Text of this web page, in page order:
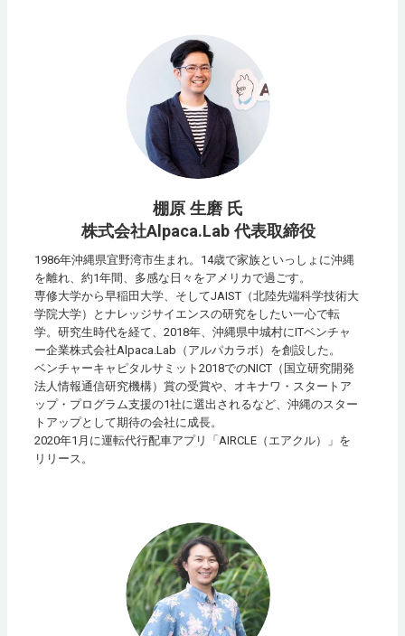
棚原 生磨 氏
株式会社Alpaca.Lab 代表取締役
1986年沖縄県宜野湾市生まれ。14歳で家族といっしょに沖縄
を離れ、約1年間、多感な日々をアメリカで過ごす。
専修大学から早稲田大学、そしてJAIST（北陸先端科学技術大
学院大学）とナレッジサイエンスの研究をしたい一心で転
学。研究生時代を経て、2018年、沖縄県中城村にITベンチャ
ー企業株式会社Alpaca.Lab（アルパカラボ）を創設した。
ベンチャーキャピタルサミット2018でのNICT（国立研究開発
法人情報通信研究機構）賞の受賞や、オキナワ・スタートア
ップ・プログラム支援の1社に選出されるなど、沖縄のスター
トアップとして期待の会社に成長。
2020年1月に運転代行配車アプリ「AIRCLE（エアクル）」を
リリース。